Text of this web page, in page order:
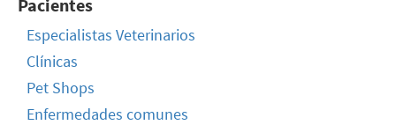
Pacientes
Especialistas Veterinarios
Clínicas
Pet Shops
Enfermedades comunes